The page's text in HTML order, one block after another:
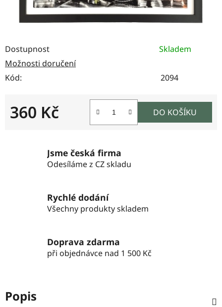
Dostupnost
Skladem
Možnosti doručení
Kód:
2094
360 Kč DO KOŠÍKU
Jsme česká firma
Odesíláme z CZ skladu
Rychlé dodání
Všechny produkty skladem
Doprava zdarma
při objednávce nad 1 500 Kč
Popis